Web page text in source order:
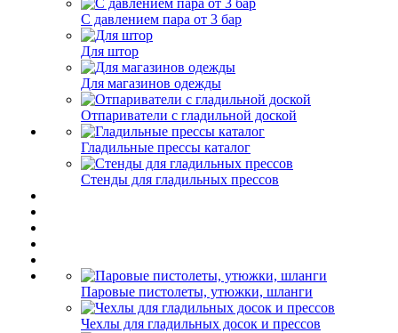
С давлением пара от 3 бар
Для штор
Для магазинов одежды
Отпариватели с гладильной доской
Гладильные прессы каталог
Стенды для гладильных прессов
Паровые пистолеты, утюжки, шланги
Чехлы для гладильных досок и прессов